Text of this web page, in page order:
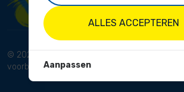
© 2023 River Cleanup. Alle rechten
voorbehouden.
ALLES ACCEPTEREN
Aanpassen